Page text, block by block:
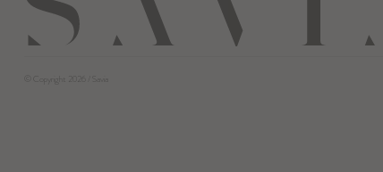
© Copyright 2026 / Savia